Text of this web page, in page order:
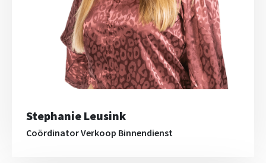
Stephanie Leusink
Coördinator Verkoop Binnendienst